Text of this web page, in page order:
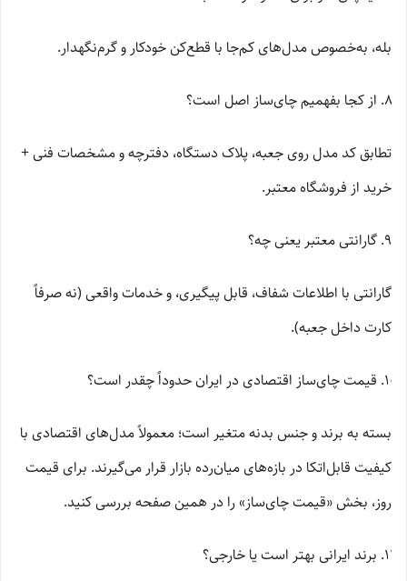
بله، به‌خصوص مدل‌های کم‌جا با قطع‌کن خودکار و گرم‌نگهدار.
از کجا بفهمیم چای‌ساز اصل است؟
تطابق کد مدل روی جعبه، پلاک دستگاه، دفترچه و مشخصات فنی +
خرید از فروشگاه معتبر.
گارانتی معتبر یعنی چه؟
گارانتی با اطلاعات شفاف، قابل پیگیری، و خدمات واقعی (نه صرفاً
کارت داخل جعبه).
قیمت چای‌ساز اقتصادی در ایران حدوداً چقدر است؟
بسته به برند و جنس بدنه متغیر است؛ معمولاً مدل‌های اقتصادی با
کیفیت قابل‌اتکا در بازه‌های میان‌رده بازار قرار می‌گیرند. برای قیمت
روز، بخش «قیمت چای‌ساز» را در همین صفحه بررسی کنید.
برند ایرانی بهتر است یا خارجی؟